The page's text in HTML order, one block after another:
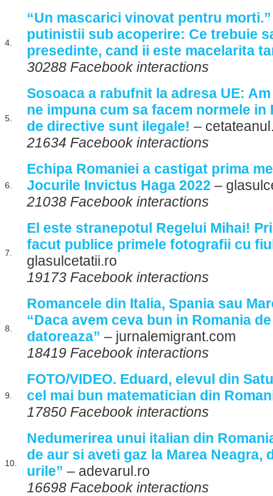
4.
“Un mascarici vinovat pentru
putinistii sub acoperire: Ce trebuie
presedinte, cand ii este macelarita
30288 Facebook interactions
5.
Sosoaca a rabufnit la adresa UE:
ne impuna cum sa facem normele in
de directive sunt ilegale! –
21634 Facebook interactions
6.
Echipa Romaniei a castigat prima
Jocurile Invictus Haga 2022 –
21038 Facebook interactions
7.
El este stranepotul Regelui Mihai!
facut publice primele fotografii cu
glasulcetatii.ro
19173 Facebook interactions
8.
Romancele din Italia, Spania sau
“Daca avem ceva bun in Romania
datoreaza” – jurnalemigrant.com
18419 Facebook interactions
9.
FOTO/VIDEO. Eduard, elevul din
cel mai bun matematician din
17850 Facebook interactions
10.
Nedumerirea unui italian din
de aur si aveti gaz la Marea Neagra,
urile” – adevarul.ro
16698 Facebook interactions